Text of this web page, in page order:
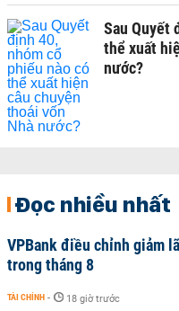
Sau Quyết
thể xuất
nước?
Đọc nhiều nhất
VPBank điều chỉnh giảm
trong tháng 8
TÀI CHÍNH - 18 giờ trước